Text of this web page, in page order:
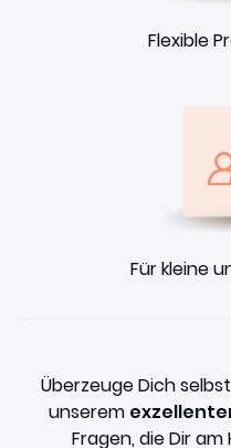
Flexible
Für kleine
Überzeuge Dich
unserem
Fragen, die Dir